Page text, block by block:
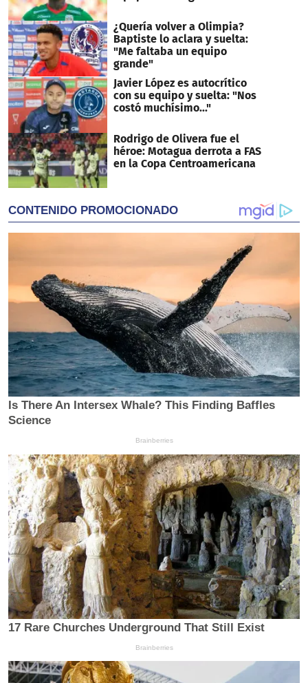
¿Quería volver a Olimpia?
Baptiste lo aclara y suelta:
"Me faltaba un equipo
grande"
Javier López es autocrítico
con su equipo y suelta: "Nos
costó muchísimo..."
Rodrigo de Olivera fue el
héroe: Motagua derrota a FAS
en la Copa Centroamericana